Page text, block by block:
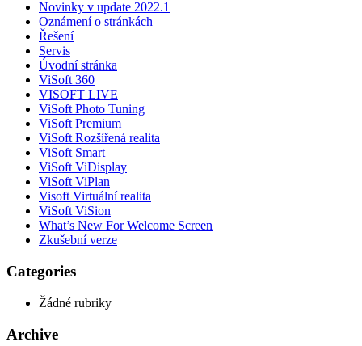
Novinky v update 2022.1
Oznámení o stránkách
Řešení
Servis
Úvodní stránka
ViSoft 360
VISOFT LIVE
ViSoft Photo Tuning
ViSoft Premium
ViSoft Rozšířená realita
ViSoft Smart
ViSoft ViDisplay
ViSoft ViPlan
Visoft Virtuální realita
ViSoft ViSion
What’s New For Welcome Screen
Zkušební verze
Categories
Žádné rubriky
Archive